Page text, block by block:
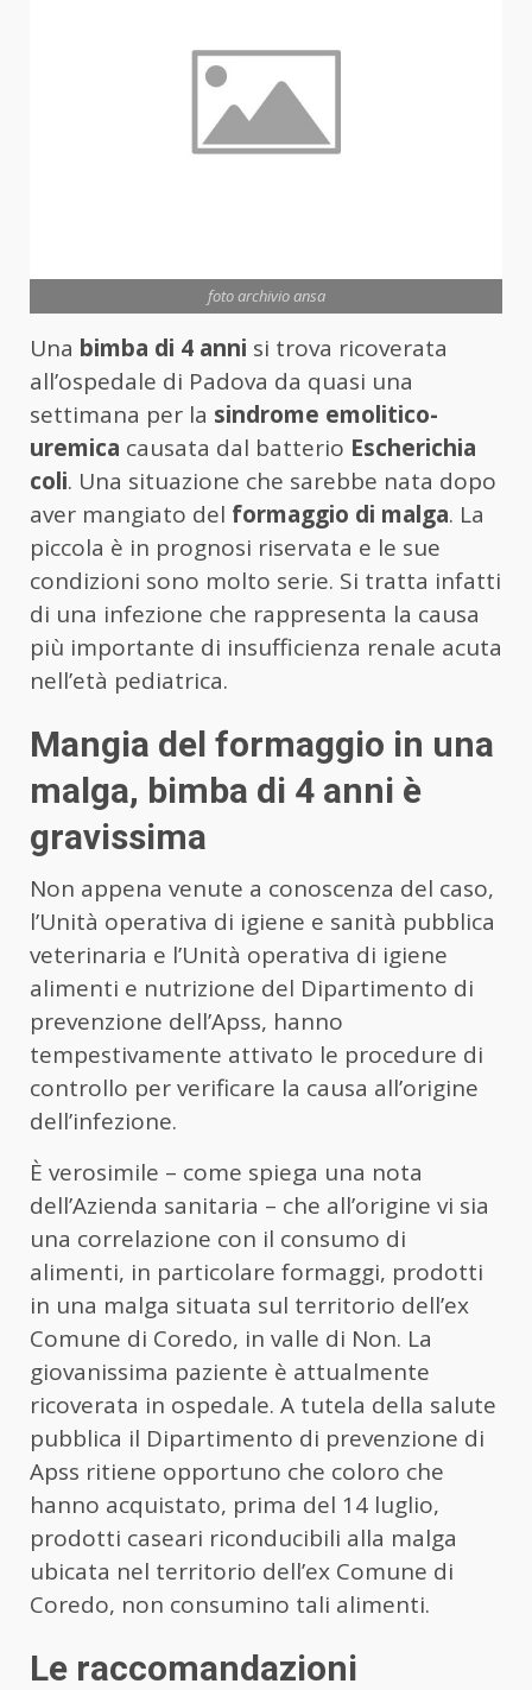
foto archivio ansa
Una bimba di 4 anni si trova ricoverata
all’ospedale di Padova da quasi una
settimana per la sindrome emolitico-
uremica causata dal batterio Escherichia
coli. Una situazione che sarebbe nata dopo
aver mangiato del formaggio di malga. La
piccola è in prognosi riservata e le sue
condizioni sono molto serie. Si tratta infatti
di una infezione che rappresenta la causa
più importante di insufficienza renale acuta
nell’età pediatrica.
Mangia del formaggio in una
malga, bimba di 4 anni è
gravissima
Non appena venute a conoscenza del caso,
l’Unità operativa di igiene e sanità pubblica
veterinaria e l’Unità operativa di igiene
alimenti e nutrizione del Dipartimento di
prevenzione dell’Apss, hanno
tempestivamente attivato le procedure di
controllo per verificare la causa all’origine
dell’infezione.
È verosimile – come spiega una nota
dell’Azienda sanitaria – che all’origine vi sia
una correlazione con il consumo di
alimenti, in particolare formaggi, prodotti
in una malga situata sul territorio dell’ex
Comune di Coredo, in valle di Non. La
giovanissima paziente è attualmente
ricoverata in ospedale. A tutela della salute
pubblica il Dipartimento di prevenzione di
Apss ritiene opportuno che coloro che
hanno acquistato, prima del 14 luglio,
prodotti caseari riconducibili alla malga
ubicata nel territorio dell’ex Comune di
Coredo, non consumino tali alimenti.
Le raccomandazioni